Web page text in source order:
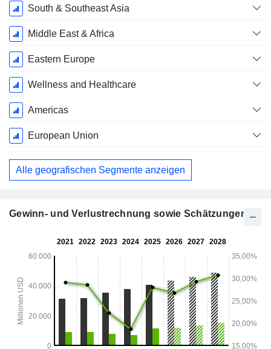
South & Southeast Asia
Middle East & Africa
Eastern Europe
Wellness and Healthcare
Americas
European Union
Alle geografischen Segmente anzeigen
Gewinn- und Verlustrechnung sowie Schätzungen